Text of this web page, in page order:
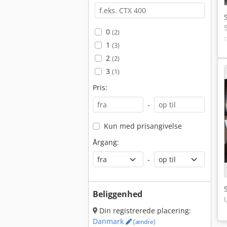
0 (2)
1 (3)
2 (2)
3 (1)
Pris:
-
Kun med prisangivelse
Årgang:
-
Beliggenhed
Din registrerede placering:
Danmark
(ændre)